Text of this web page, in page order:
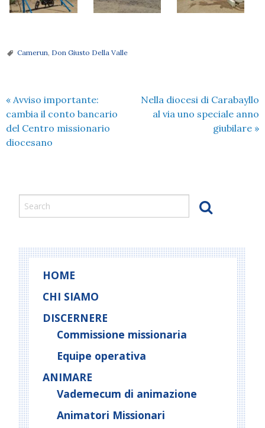
Camerun Don Giusto Della Valle
« Avviso importante:
cambia il conto bancario
del Centro missionario
diocesano
Nella diocesi di Carabayllo
al via uno speciale anno
giubilare »
HOME
CHI SIAMO
DISCERNERE
Commissione missionaria
Equipe operativa
ANIMARE
Vademecum di animazione
Animatori Missionari